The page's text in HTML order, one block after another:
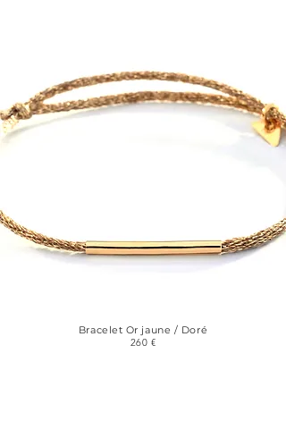
Bracelet Or jaune / Doré
260 €